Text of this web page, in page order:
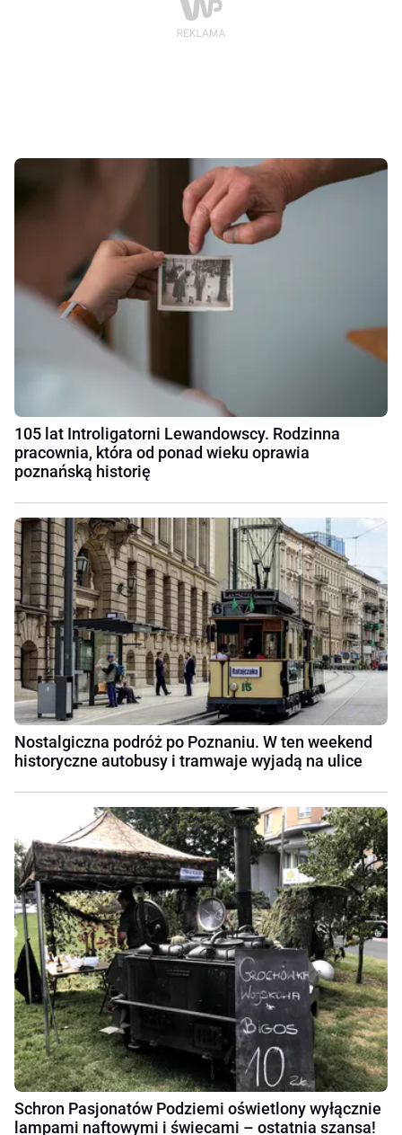
105 lat Introligatorni Lewandowscy. Rodzinna
pracownia, która od ponad wieku oprawia
poznańską historię
Nostalgiczna podróż po Poznaniu. W ten weekend
historyczne autobusy i tramwaje wyjadą na ulice
Schron Pasjonatów Podziemi oświetlony wyłącznie
lampami naftowymi i świecami – ostatnia szansa!